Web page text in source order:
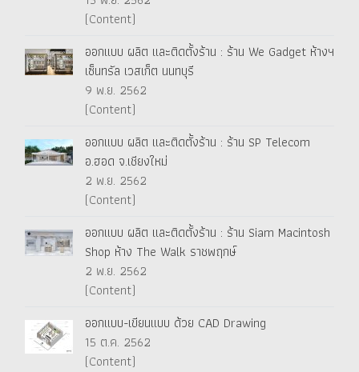
(Content)
ออกแบบ ผลิต และติดตั้งร้าน : ร้าน We Gadget ห้างฯ
เซ็นทรัล เวสเก็ต นนทบุรี
9 พ.ย. 2562
(Content)
ออกแบบ ผลิต และติดตั้งร้าน : ร้าน SP Telecom
อ.ฮอด จ.เชียงใหม่
2 พ.ย. 2562
(Content)
ออกแบบ ผลิต และติดตั้งร้าน : ร้าน Siam Macintosh
Shop ห้าง The Walk ราชพฤกษ์
2 พ.ย. 2562
(Content)
ออกแบบ-เขียนแบบ ด้วย CAD Drawing
15 ต.ค. 2562
(Content)